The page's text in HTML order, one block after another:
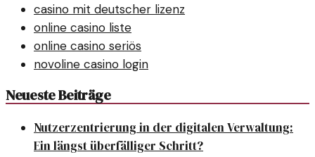
casino mit deutscher lizenz
online casino liste
online casino seriös
novoline casino login
Neueste Beiträge
Nutzerzentrierung in der digitalen Verwaltung:
Ein längst überfälliger Schritt?